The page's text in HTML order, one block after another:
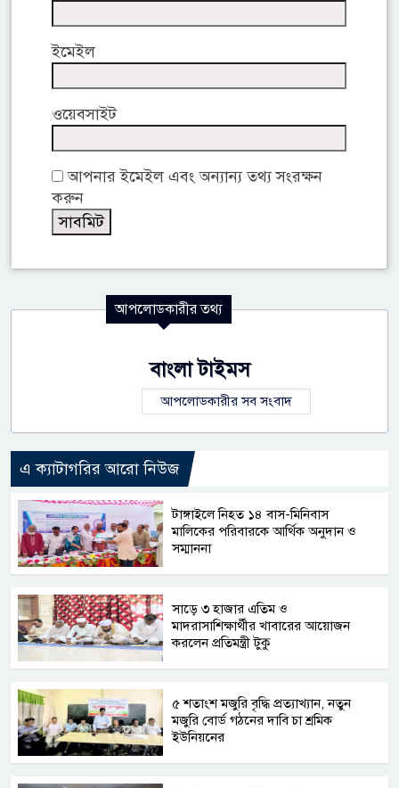
ইমেইল
ওয়েবসাইট
আপনার ইমেইল এবং অন্যান্য তথ্য সংরক্ষন
করুন
আপলোডকারীর তথ্য
বাংলা টাইমস
আপলোডকারীর সব সংবাদ
এ ক্যাটাগরির আরো নিউজ
টাঙ্গাইলে নিহত ১৪ বাস-মিনিবাস
মালিকের পরিবারকে আর্থিক অনুদান ও
সম্মাননা
সাড়ে ৩ হাজার এতিম ও
মাদরাসাশিক্ষার্থীর খাবারের আয়োজন
করলেন প্রতিমন্ত্রী টুকু
৫ শতাংশ মজুরি বৃদ্ধি প্রত্যাখ্যান, নতুন
মজুরি বোর্ড গঠনের দাবি চা শ্রমিক
ইউনিয়নের